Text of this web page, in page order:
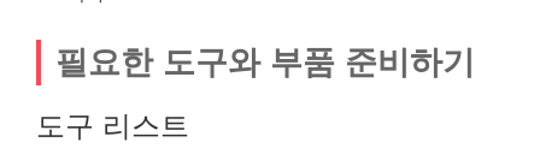
필요한 도구와 부품 준비하기
도구 리스트